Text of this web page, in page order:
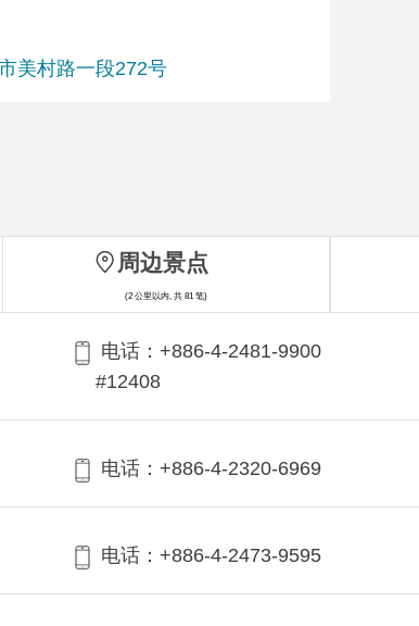
美村路一段272号
电话：+886-4-2481-9900
#12408
电话：+886-4-2320-6969
电话：+886-4-2473-9595
周边景点
(2 公里以内, 共 81 笔)